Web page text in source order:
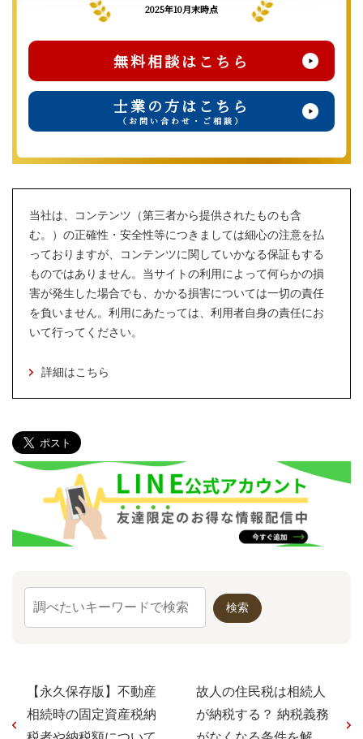
2025年10月末時点
無料相談はこちら
士業の方はこちら
（お問い合わせ・ご相談）
当社は、コンテンツ（第三者から提供されたものも含
む。）の正確性・安全性等につきましては細心の注意を払
っておりますが、コンテンツに関していかなる保証もする
ものではありません。当サイトの利用によって何らかの損
害が発生した場合でも、かかる損害については一切の責任
を負いません。利用にあたっては、利用者自身の責任にお
いて行ってください。
詳細はこちら
【永久保存版】不動産
相続時の固定資産税納
故人の住民税は相続人
が納税する？ 納税義務